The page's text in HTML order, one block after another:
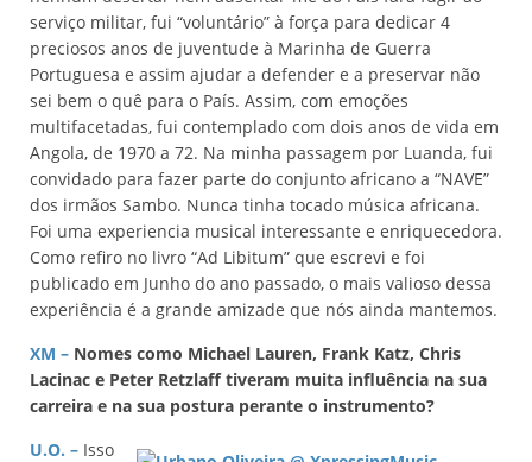
serviço militar, fui “voluntário” à força para dedicar 4
preciosos anos de juventude à Marinha de Guerra
Portuguesa e assim ajudar a defender e a preservar não
sei bem o quê para o País. Assim, com emoções
multifacetadas, fui contemplado com dois anos de vida em
Angola, de 1970 a 72. Na minha passagem por Luanda, fui
convidado para fazer parte do conjunto africano a “NAVE”
dos irmãos Sambo. Nunca tinha tocado música africana.
Foi uma experiencia musical interessante e enriquecedora.
Como refiro no livro “Ad Libitum” que escrevi e foi
publicado em Junho do ano passado, o mais valioso dessa
experiência é a grande amizade que nós ainda mantemos.
XM – Nomes como Michael Lauren, Frank Katz, Chris
Lacinac e Peter Retzlaff tiveram muita influência na sua
carreira e na sua postura perante o instrumento?
U.O. – Isso